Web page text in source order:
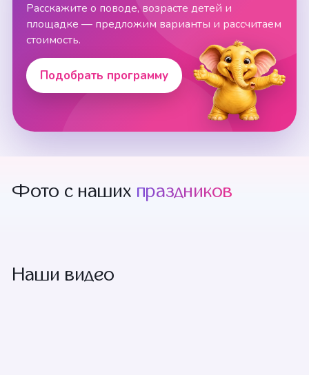
Расскажите о поводе, возрасте детей и
площадке — предложим варианты и рассчитаем
стоимость.
Подобрать программу
Фото с наших праздников
Наши видео